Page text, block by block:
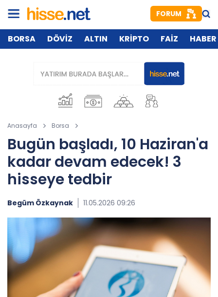
FORUM
BORSA DÖVİZ ALTIN KRİPTO FAİZ HABER
Anasayfa Borsa
Bugün başladı, 10 Haziran'a
kadar devam edecek! 3
hisseye tedbir
Begüm Özkaynak 11.05.2026 09:26